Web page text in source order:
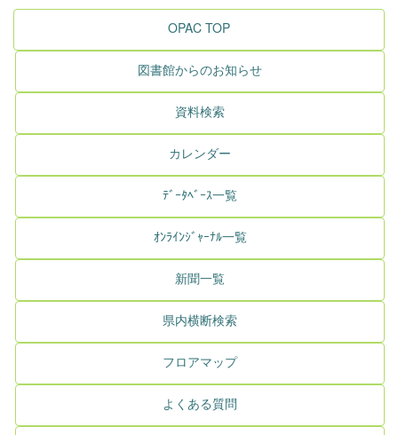
OPAC TOP
図書館からのお知らせ
資料検索
カレンダー
ﾃﾞｰﾀﾍﾞｰｽ一覧
ｵﾝﾗｲﾝｼﾞｬｰﾅﾙ一覧
新聞一覧
県内横断検索
フロアマップ
よくある質問